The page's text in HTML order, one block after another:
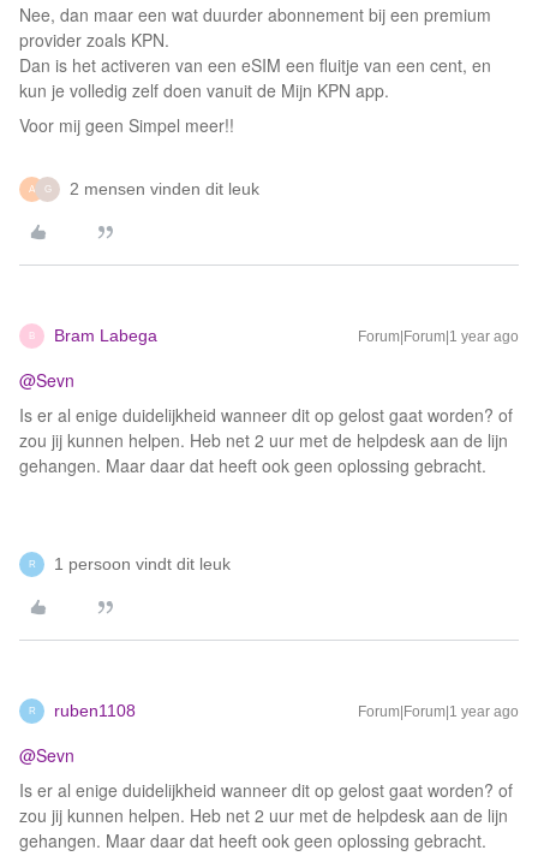
Nee, dan maar een wat duurder abonnement bij een premium
provider zoals KPN.
Dan is het activeren van een eSIM een fluitje van een cent, en
kun je volledig zelf doen vanuit de Mijn KPN app.
Voor mij geen Simpel meer!!
A G 2 mensen vinden dit leuk
B Bram Labega Forum|Forum|1 year ago
@Sevn
Is er al enige duidelijkheid wanneer dit op gelost gaat worden? of
zou jij kunnen helpen. Heb net 2 uur met de helpdesk aan de lijn
gehangen. Maar daar dat heeft ook geen oplossing gebracht.
R 1 persoon vindt dit leuk
R ruben1108 Forum|Forum|1 year ago
@Sevn
Is er al enige duidelijkheid wanneer dit op gelost gaat worden? of
zou jij kunnen helpen. Heb net 2 uur met de helpdesk aan de lijn
gehangen. Maar daar dat heeft ook geen oplossing gebracht.